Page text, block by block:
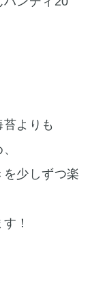
よりも
少しずつ楽
！